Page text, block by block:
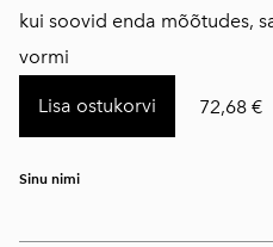
kui soovid enda mõõtudes,
vormi
Lisa ostukorvi 72,68 €
Sinu nimi